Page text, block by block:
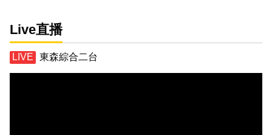
Live直播
東森綜合二台